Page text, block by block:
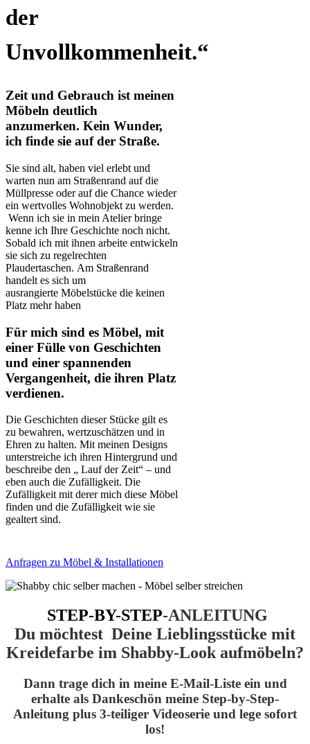
der
Unvollkommenheit.“
Zeit und Gebrauch ist meinen
Möbeln deutlich
anzumerken. Kein Wunder,
ich finde sie auf der Straße.
Sie sind alt, haben viel erlebt und
warten nun am Straßenrand auf die
Müllpresse oder auf die Chance wieder
ein wertvolles Wohnobjekt zu werden.
Wenn ich sie in mein Atelier bringe
kenne ich Ihre Geschichte noch nicht.
Sobald ich mit ihnen arbeite entwickeln
sie sich zu regelrechten
Plaudertaschen. Am Straßenrand
handelt es sich um
ausrangierte Möbelstücke die keinen
Platz mehr haben
Für mich sind es Möbel, mit
einer Fülle von Geschichten
und einer spannenden
Vergangenheit, die ihren Platz
verdienen.
Die Geschichten dieser Stücke gilt es
zu bewahren, wertzuschätzen und in
Ehren zu halten. Mit meinen Designs
unterstreiche ich ihren Hintergrund und
beschreibe den „ Lauf der Zeit“ – und
eben auch die Zufälligkeit. Die
Zufälligkeit mit derer mich diese Möbel
finden und die Zufälligkeit wie sie
gealtert sind.
Anfragen zu Möbel & Installationen
STEP-BY-STEP-ANLEITUNG
Du möchtest Deine Lieblingsstücke mit
Kreidefarbe im Shabby-Look aufmöbeln?
Dann trage dich in meine E-Mail-Liste ein und
erhalte als Dankeschön meine Step-by-Step-
Anleitung plus 3-teiliger Videoserie und lege sofort
los!